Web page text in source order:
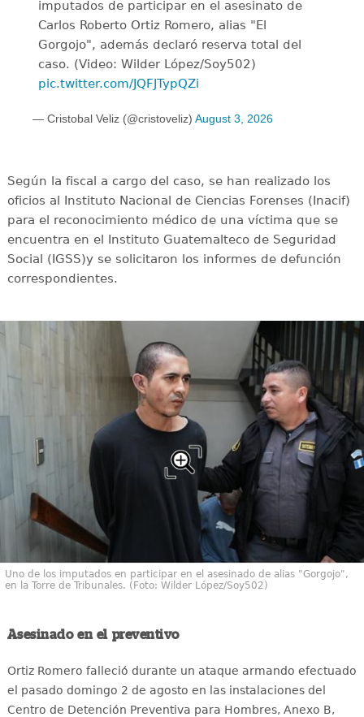
imputados de participar en el asesinato de
Carlos Roberto Ortiz Romero, alias "El
Gorgojo", además declaró reserva total del
caso. (Video: Wilder López/Soy502)
pic.twitter.com/JQFJTypQZi
— Cristobal Veliz (@cristoveliz) August 3, 2026
Según la fiscal a cargo del caso, se han realizado los
oficios al Instituto Nacional de Ciencias Forenses (Inacif)
para el reconocimiento médico de una víctima que se
encuentra en el Instituto Guatemalteco de Seguridad
Social (IGSS)y se solicitaron los informes de defunción
correspondientes.
Uno de los imputados en participar en el asesinado de alias "Gorgojo",
en la Torre de Tribunales. (Foto: Wilder López/Soy502)
Asesinado en el preventivo
Ortiz Romero falleció durante un ataque armando efectuado
el pasado domingo 2 de agosto en las instalaciones del
Centro de Detención Preventiva para Hombres, Anexo B,